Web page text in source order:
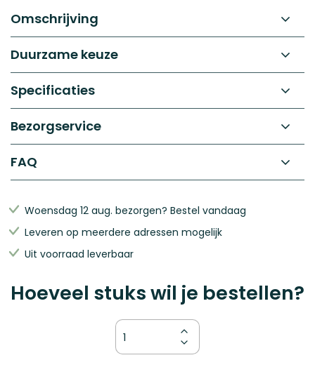
gallerij
de
afbeeldingen-
Omschrijving
Duurzame keuze
Specificaties
Bezorgservice
FAQ
Woensdag 12 aug. bezorgen? Bestel vandaag
Leveren op meerdere adressen mogelijk
Uit voorraad leverbaar
Hoeveel stuks wil je bestellen?